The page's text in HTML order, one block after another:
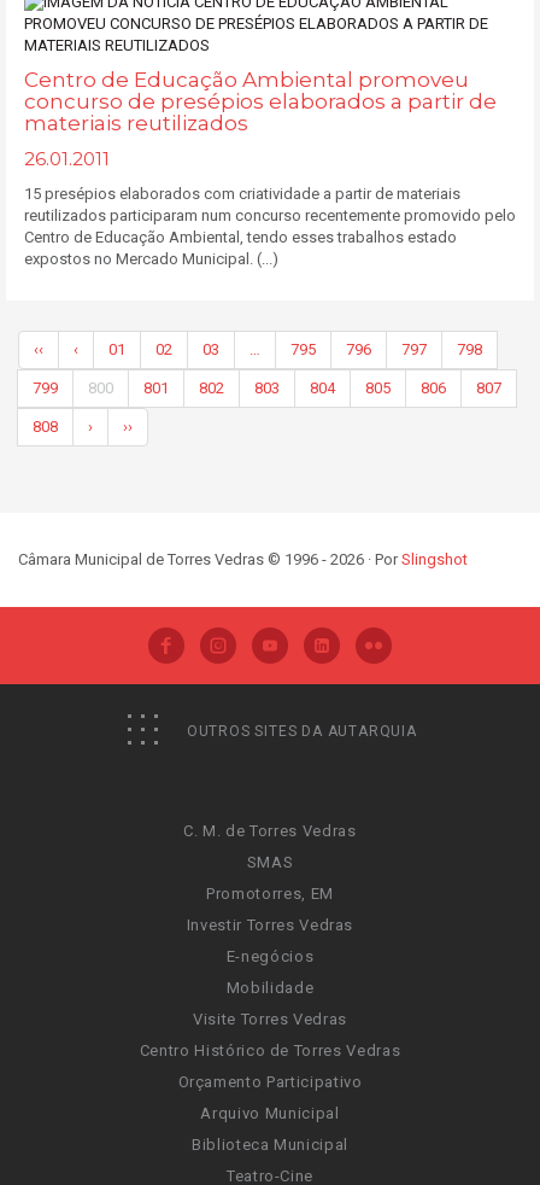
Centro de Educação Ambiental promoveu
concurso de presépios elaborados a partir de
materiais reutilizados
26.01.2011
15 presépios elaborados com criatividade a partir de materiais
reutilizados participaram num concurso recentemente promovido pelo
Centro de Educação Ambiental, tendo esses trabalhos estado
expostos no Mercado Municipal. (...)
‹‹ ‹ 01 02 03 795 796 797 798
799 800 801 802 803 804 805 806 807
808 › ››
Câmara Municipal de Torres Vedras © 1996 - 2026 · PorSlingshot
OUTROS SITES DA AUTARQUIA
C. M. de Torres Vedras
SMAS
Promotorres, EM
Investir Torres Vedras
E-negócios
Mobilidade
Visite Torres Vedras
Centro Histórico de Torres Vedras
Orçamento Participativo
Arquivo Municipal
Biblioteca Municipal
Teatro-Cine